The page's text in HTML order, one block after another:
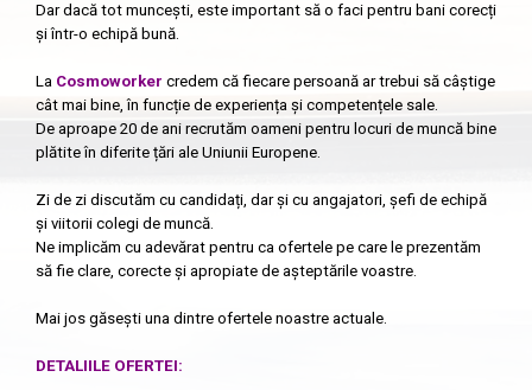
Dar dacă tot muncești, este important să o faci pentru bani corecți
și într-o echipă bună.
La Cosmoworker credem că fiecare persoană ar trebui să câștige
cât mai bine, în funcție de experiența și competențele sale.
De aproape 20 de ani recrutăm oameni pentru locuri de muncă bine
plătite în diferite țări ale Uniunii Europene.
Zi de zi discutăm cu candidați, dar și cu angajatori, șefi de echipă
și viitorii colegi de muncă.
Ne implicăm cu adevărat pentru ca ofertele pe care le prezentăm
să fie clare, corecte și apropiate de așteptările voastre.
Mai jos găsești una dintre ofertele noastre actuale.
DETALIILE OFERTEI: